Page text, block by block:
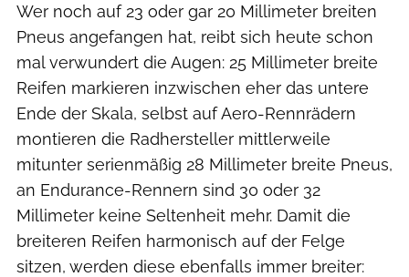
Wer noch auf 23 oder gar 20 Millimeter breiten
Pneus angefangen hat, reibt sich heute schon
mal verwundert die Augen: 25 Millimeter breite
Reifen markieren inzwischen eher das untere
Ende der Skala, selbst auf Aero-Rennrädern
montieren die Radhersteller mittlerweile
mitunter serienmäßig 28 Millimeter breite Pneus,
an Endurance-Rennern sind 30 oder 32
Millimeter keine Seltenheit mehr. Damit die
breiteren Reifen harmonisch auf der Felge
sitzen, werden diese ebenfalls immer breiter: